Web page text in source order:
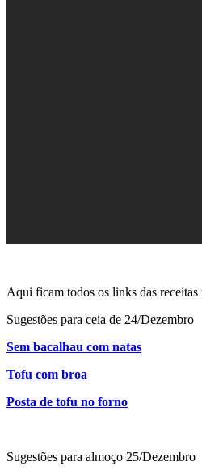
Aqui ficam todos os links das
Sugestões para ceia de 24/Dezembro
Sem bacalhau com natas
Tofu com broa
Posta de tofu no forno
Sugestões para almoço 25/Dezembro